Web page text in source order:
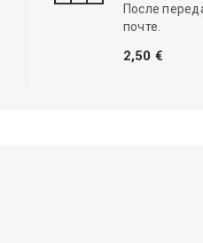
После
почте.
2,50 €